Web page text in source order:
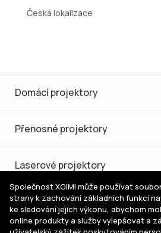
Česká lokalizace
Domácí projektory
Přenosné projektory
Laserové projektory
Nákup a podpora
Společnost XGIMI může používat
strany k zachování základních funkcí
ke sledování jejich výkonu, abychom
online produkty a služby vylepšovat a